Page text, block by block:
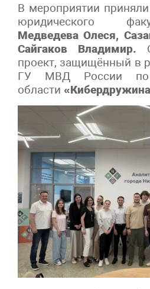
В мероприятии приняли
юридического
Медведева Олеся,
Сайгаков Владимир.
проект, защищённый в
ГУ МВД России по
области